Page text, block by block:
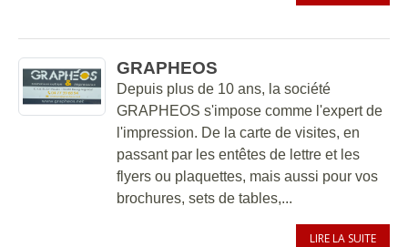
GRAPHEOS
Depuis plus de 10 ans, la société
GRAPHEOS s'impose comme l'expert de
l'impression. De la carte de visites, en
passant par les entêtes de lettre et les
flyers ou plaquettes, mais aussi pour vos
brochures, sets de tables,...
LIRE LA SUITE